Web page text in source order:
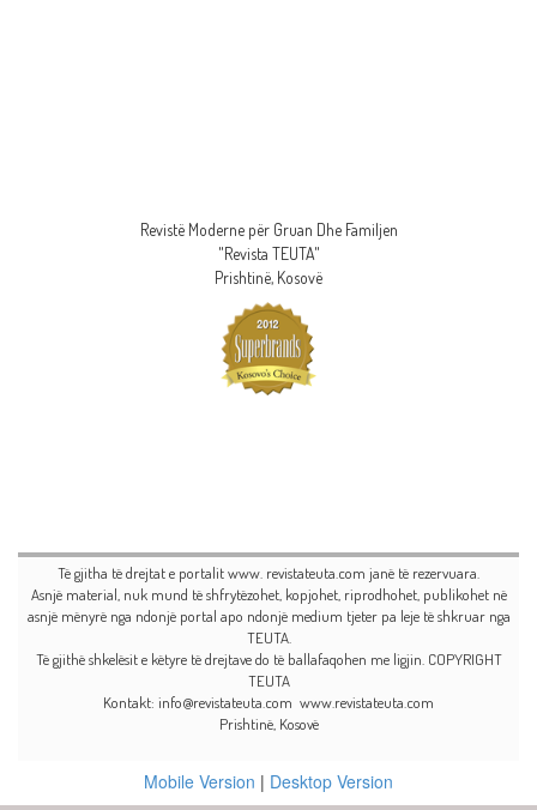
Revistë Moderne për Gruan Dhe Familjen
"Revista TEUTA"
Prishtinë, Kosovë
Të gjitha të drejtat e portalit www. revistateuta.com janë të rezervuara.
Asnjë material, nuk mund të shfrytëzohet, kopjohet, riprodhohet, publikohet në
asnjë mënyrë nga ndonjë portal apo ndonjë medium tjeter pa leje të shkruar nga
TEUTA.
Të gjithë shkelësit e këtyre të drejtave do të ballafaqohen me ligjin. COPYRIGHT
TEUTA
Kontakt: info@revistateuta.com www.revistateuta.com
Prishtinë, Kosovë
Mobile Version | Desktop Version